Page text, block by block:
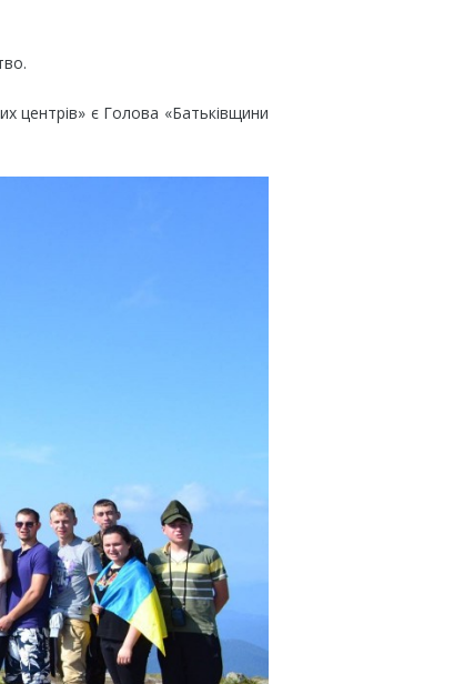
центрів» є Голова «Батьківщини